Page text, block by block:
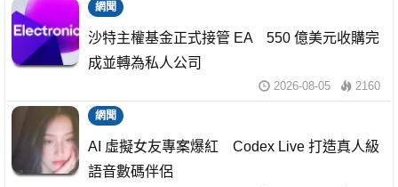
網聞
沙特主權基金正式接管 EA 550 億美元收購完
成並轉為私人公司
2026-08-05 2160
網聞
AI 虛擬女友專案爆紅 Codex Live 打造真人級
語音數碼伴侶